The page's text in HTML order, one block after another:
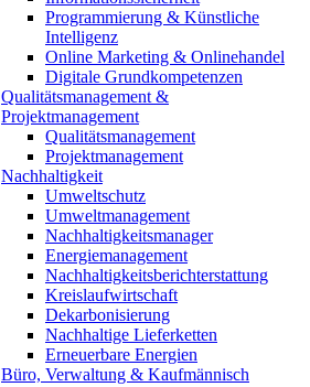
Programmierung & Künstliche
Intelligenz
Online Marketing & Onlinehandel
Digitale Grundkompetenzen
Qualitätsmanagement &
Projektmanagement
Qualitätsmanagement
Projektmanagement
Nachhaltigkeit
Umweltschutz
Umweltmanagement
Nachhaltigkeitsmanager
Energiemanagement
Nachhaltigkeitsberichterstattung
Kreislaufwirtschaft
Dekarbonisierung
Nachhaltige Lieferketten
Erneuerbare Energien
Büro, Verwaltung & Kaufmännisch